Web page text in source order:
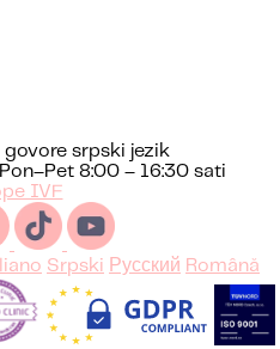
srpski jezik
8:00 – 16:30 sati
IVF
Srpski Русский Română